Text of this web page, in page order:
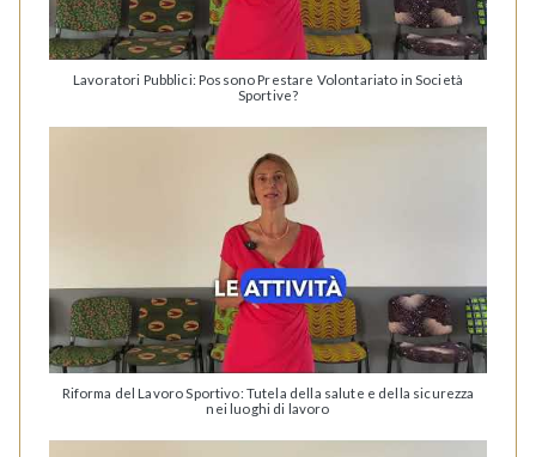
Lavoratori Pubblici: Possono Prestare Volontariato in Società
Sportive?
Riforma del Lavoro Sportivo: Tutela della salute e della sicurezza
nei luoghi di lavoro